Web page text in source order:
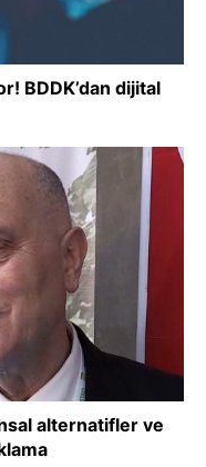
BDDK’dan dijital
alternatifler ve